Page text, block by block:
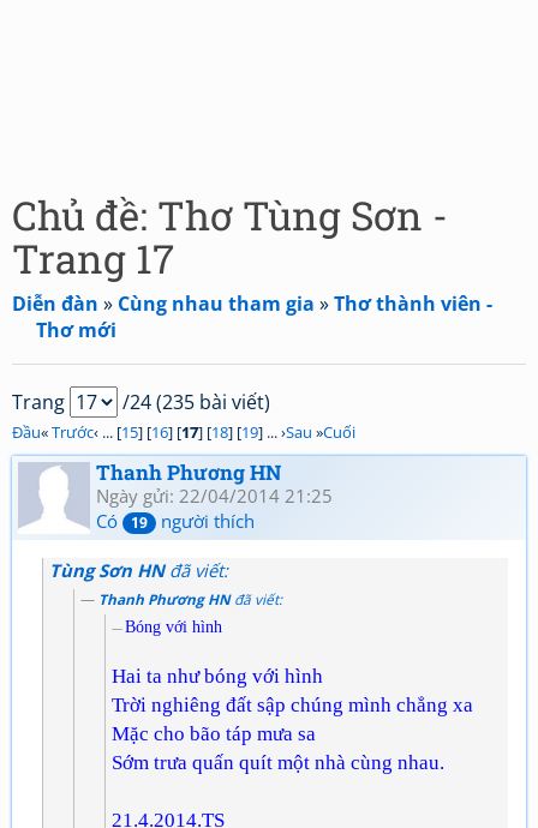
Chủ đề: Thơ Tùng Sơn -
Trang 17
Diễn đàn » Cùng nhau tham gia »Thơ thành viên -
Thơ mới
Trang /24 (235 bài viết)
Đầu«Trước‹ ... [15] [16] [17] [18] [19] ... ›Sau »Cuối
Thanh Phương HN
Ngày gửi: 22/04/2014 21:25
Có
19 người thích
Tùng Sơn HNđã viết:
Thanh Phương HNđã viết:
Bóng với hình
Hai ta như bóng với hình
Trời nghiêng đất sập chúng mình chẳng xa
Mặc cho bão táp mưa sa
Sớm trưa quấn quít một nhà cùng nhau.
21.4.2014.TS